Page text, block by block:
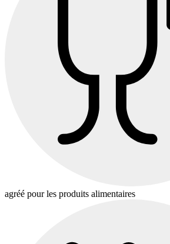
agréé pour les produits alimentaires